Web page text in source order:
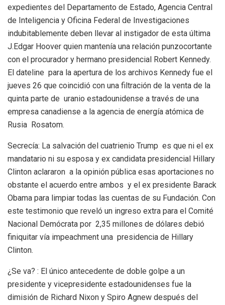
expedientes del Departamento de Estado, Agencia Central
de Inteligencia y Oficina Federal de Investigaciones
indubitablemente deben llevar al instigador de esta última
J.Edgar Hoover quien mantenía una relación punzocortante
con el procurador y hermano presidencial Robert Kennedy.
El dateline para la apertura de los archivos Kennedy fue el
jueves 26 que coincidió con una filtración de la venta de la
quinta parte de uranio estadounidense a través de una
empresa canadiense a la agencia de energía atómica de
Rusia Rosatom.
Secrecía: La salvación del cuatrienio Trump es que ni el ex
mandatario ni su esposa y ex candidata presidencial Hillary
Clinton aclararon a la opinión pública esas aportaciones no
obstante el acuerdo entre ambos y el ex presidente Barack
Obama para limpiar todas las cuentas de su Fundación. Con
este testimonio que reveló un ingreso extra para el Comité
Nacional Demócrata por 2,35 millones de dólares debió
finiquitar vía impeachment una presidencia de Hillary
Clinton.
¿Se va? : El único antecedente de doble golpe a un
presidente y vicepresidente estadounidenses fue la
dimisión de Richard Nixon y Spiro Agnew después del